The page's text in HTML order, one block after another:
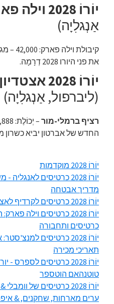
יוֹרוֹ 2028 וילה פארק
אַנְגלִיָה)
את פני היורו 2028 דְרָמָה.
יוֹרוֹ 2028 אצטדיון ברמלי-מור דוק
(ליברפול, אַנְגלִיָה)
רציף ברמלי-מור
החדש של אברטון יביא כשרון
יוֹרוֹ 2028 מוקדמות
יוֹרוֹ 2028 כרטיסים
מדריך אבטחה
יוֹרוֹ 2028 כרטיסים לקרדיף לאצטדיון המילניום וויילס
כרטיסים ותחבורה
יוֹרוֹ 2028 כרטיסים
תאריכי מכירה
טוטנהאם הוטספר
ערים מארחות, שחקנים, &